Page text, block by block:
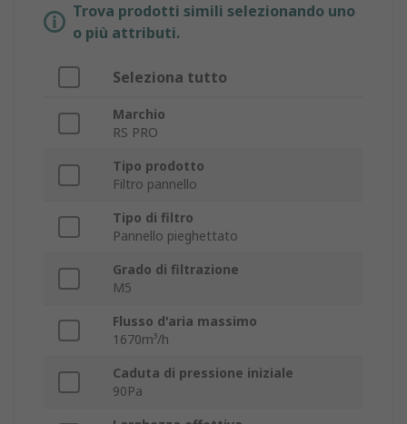
Trova prodotti simili selezionando uno
o più attributi.
Seleziona tutto
Marchio
RS PRO
Tipo prodotto
Filtro pannello
Tipo di filtro
Pannello pieghettato
Grado di filtrazione
M5
Flusso d'aria massimo
1670m³/h
Caduta di pressione iniziale
90Pa